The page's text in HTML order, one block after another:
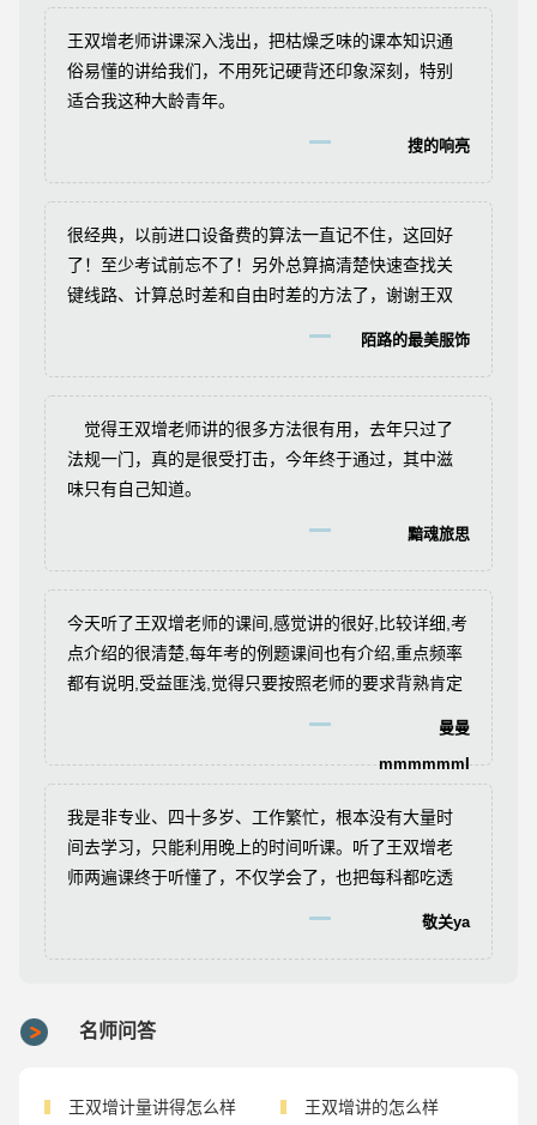
王双增老师讲课深入浅出，把枯燥乏味的课本知识通
俗易懂的讲给我们，不用死记硬背还印象深刻，特别
适合我这种大龄青年。
搜的响亮
很经典，以前进口设备费的算法一直记不住，这回好
了！至少考试前忘不了！另外总算搞清楚快速查找关
键线路、计算总时差和自由时差的方法了，谢谢王双
陌路的最美服饰
觉得王双增老师讲的很多方法很有用，去年只过了
法规一门，真的是很受打击，今年终于通过，其中滋
味只有自己知道。
黯魂旅思
今天听了王双增老师的课间,感觉讲的很好,比较详细,考
点介绍的很清楚,每年考的例题课间也有介绍,重点频率
都有说明,受益匪浅,觉得只要按照老师的要求背熟肯定
曼曼
mmmmmmI
我是非专业、四十多岁、工作繁忙，根本没有大量时
间去学习，只能利用晚上的时间听课。听了王双增老
师两遍课终于听懂了，不仅学会了，也把每科都吃透
了我大忙了，我向我们单位的老友们都推荐王双增老
敬关ya
名师问答
王双增计量讲得怎么样 王双增讲的怎么样